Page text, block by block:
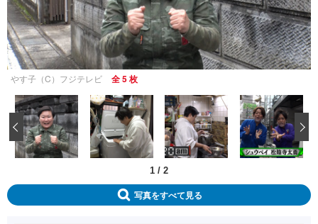
やす子（C）フジテレビ 全 5 枚
1 / 2
‹
写真をすべて見る